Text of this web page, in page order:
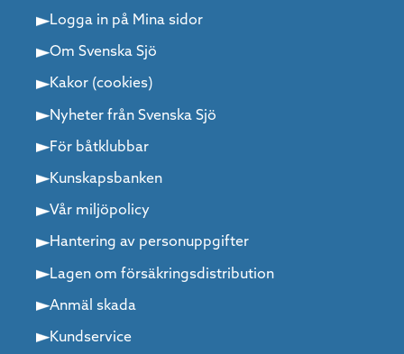
Logga in på Mina sidor
Om Svenska Sjö
Kakor (cookies)
Nyheter från Svenska Sjö
För båtklubbar
Kunskapsbanken
Vår miljöpolicy
Hantering av personuppgifter
Lagen om försäkringsdistribution
Anmäl skada
Kundservice